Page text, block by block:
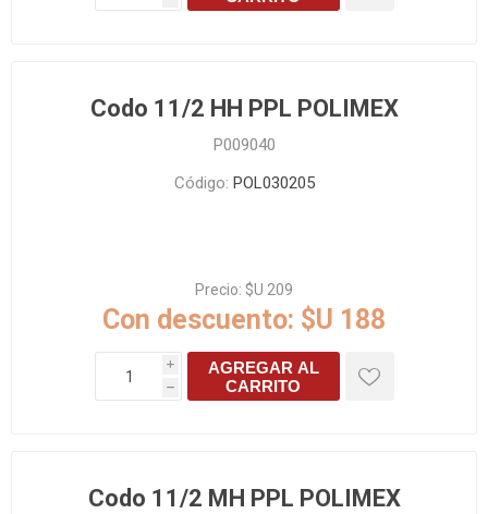
Codo 11/2 HH PPL POLIMEX
P009040
Código: POL030205
Precio: $U 209
Con descuento: $U 188
i
h
AGREGAR AL
CARRITO
Codo 11/2 MH PPL POLIMEX